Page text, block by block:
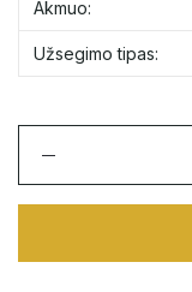
Akmuo:
Užsegimo tipas:
Auksinės
cirkoniais